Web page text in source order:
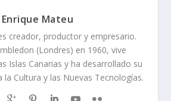
Enrique Mateu
creador, productor y empresario.
(Londres) en 1960, vive
Islas Canarias y ha desarrollado su
Cultura y las Nuevas Tecnologías.